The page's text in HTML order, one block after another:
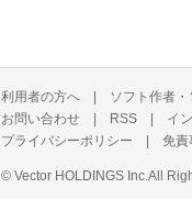
利用者の方へ | ソフト作者
お問い合わせ | RSS | イ
プライバシーポリシー | 免責
© Vector HOLDINGS Inc. All